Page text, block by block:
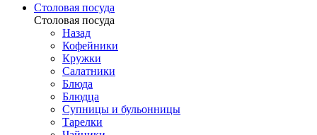
Столовая посуда
Столовая посуда
Назад
Кофейники
Кружки
Салатники
Блюда
Блюдца
Супницы и бульонницы
Тарелки